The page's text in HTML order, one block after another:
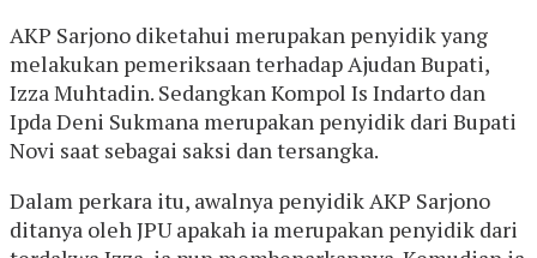
AKP Sarjono diketahui merupakan penyidik yang
melakukan pemeriksaan terhadap Ajudan Bupati,
Izza Muhtadin. Sedangkan Kompol Is Indarto dan
Ipda Deni Sukmana merupakan penyidik dari Bupati
Novi saat sebagai saksi dan tersangka.
Dalam perkara itu, awalnya penyidik AKP Sarjono
ditanya oleh JPU apakah ia merupakan penyidik dari